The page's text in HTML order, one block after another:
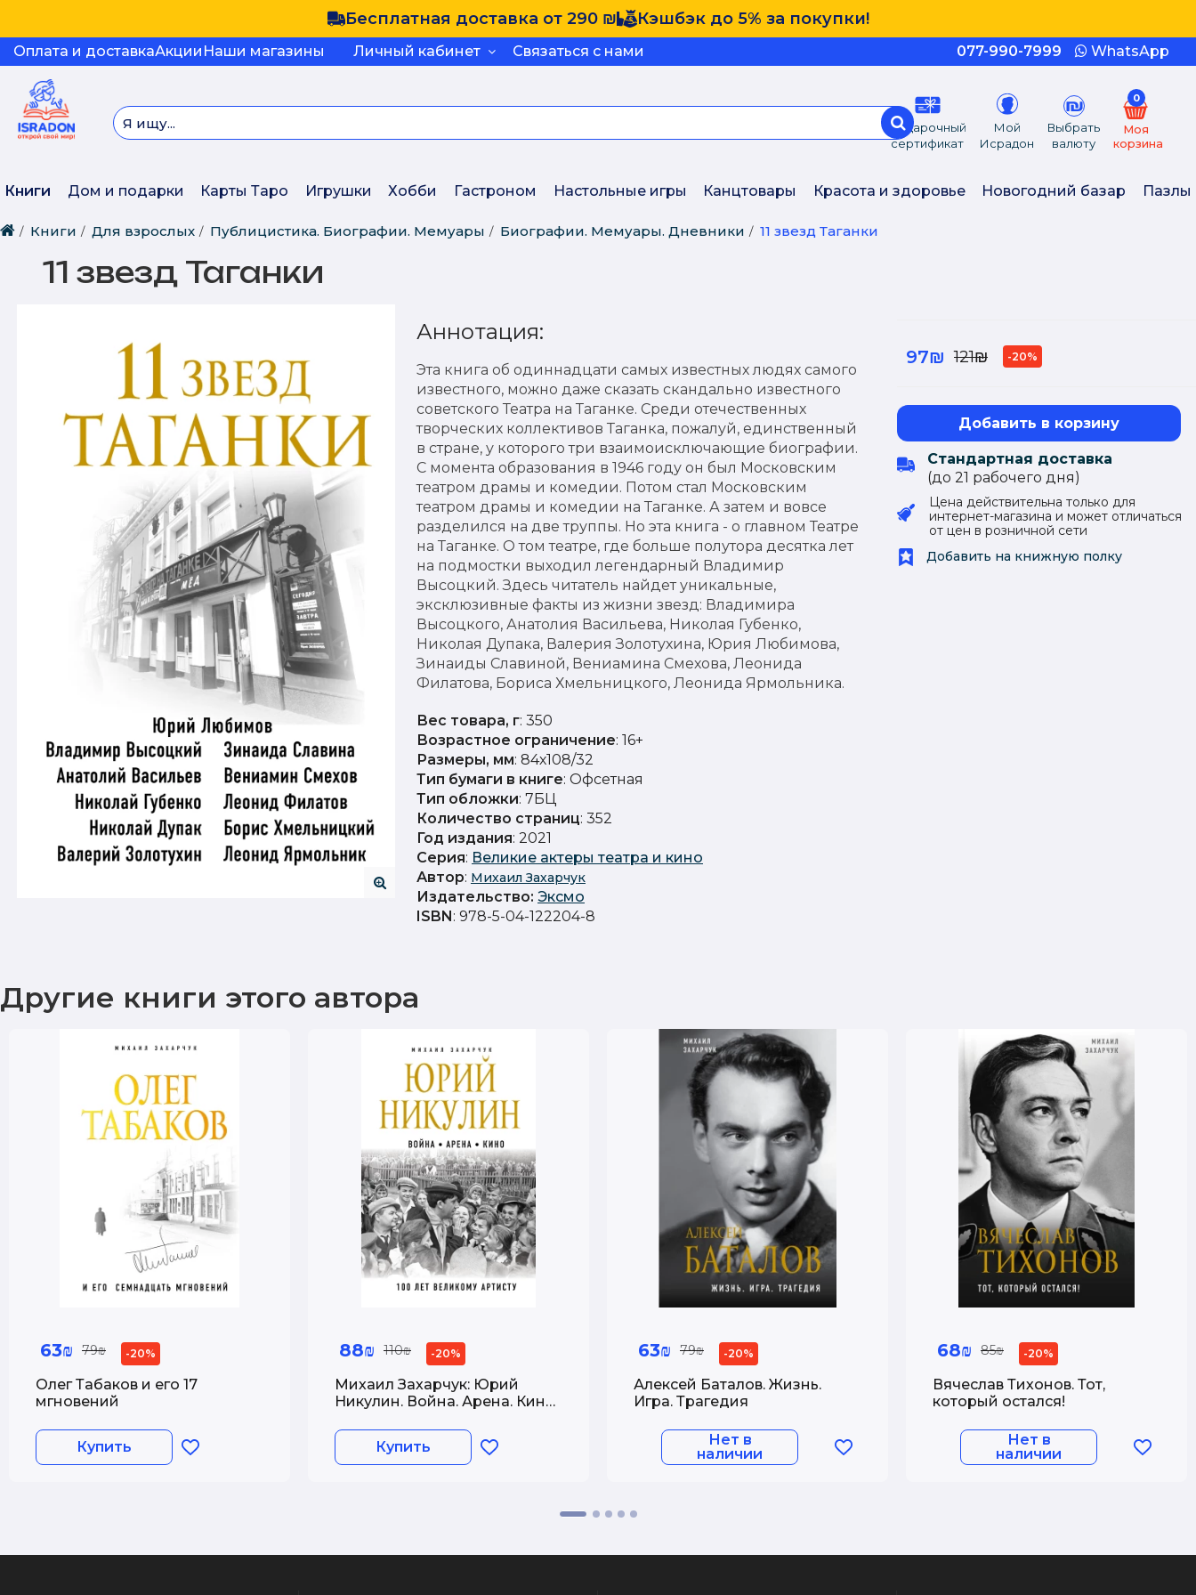
Бесплатная доставка от 290 ₪ Кэшбэк до 5% за покупки!
Оплата и доставкаАкции Наши магазины Личный кабинет Связаться с нами 077-990-7999 WhatsApp
Подарочный
сертификат
Мой
Исрадон
Выбрать
валюту
0
Моя
корзина
Книги Дом и подарки Карты Таро Игрушки Хобби Гастроном Настольные игры Канцтовары Красота и здоровье Новогодний базар Пазлы
Книги Для взрослых Публицистика. Биографии. Мемуары Биографии. Мемуары. Дневники 11 звезд Таганки
11 звезд Таганки
Аннотация:
Эта книга об одиннадцати самых известных людях самого
известного, можно даже сказать скандально известного
советского Театра на Таганке. Среди отечественных
творческих коллективов Таганка, пожалуй, единственный
в стране, у которого три взаимоисключающие биографии.
С момента образования в 1946 году он был Московским
театром драмы и комедии. Потом стал Московским
театром драмы и комедии на Таганке. А затем и вовсе
разделился на две труппы. Но эта книга - о главном Театре
на Таганке. О том театре, где больше полутора десятка лет
на подмостки выходил легендарный Владимир
Высоцкий. Здесь читатель найдет уникальные,
эксклюзивные факты из жизни звезд: Владимира
Высоцкого, Анатолия Васильева, Николая Губенко,
Николая Дупака, Валерия Золотухина, Юрия Любимова,
Зинаиды Славиной, Вениамина Смехова, Леонида
Филатова, Бориса Хмельницкого, Леонида Ярмольника.
Вес товара, г: 350
Возрастное ограничение: 16+
Размеры, мм: 84х108/32
Тип бумаги в книге: Офсетная
Тип обложки: 7БЦ
Количество страниц: 352
Год издания: 2021
Серия: Великие актеры театра и кино
Автор: Михаил Захарчук
Издательство: Эксмо
ISBN: 978-5-04-122204-8
97₪ 121₪ -20%
Добавить в корзину
Стандартная доставка
(до 21 рабочего дня)
Цена действительна только для
интернет-магазина и может отличаться
от цен в розничной сети
Добавить на книжную полку
Другие книги этого автора
63₪ 79₪ -20%
Олег Табаков и его 17
мгновений
Купить
88₪ 110₪ -20%
Михаил Захарчук: Юрий
Никулин. Война. Арена. Кино.
Купить
63₪ 79₪ -20%
Алексей Баталов. Жизнь.
Игра. Трагедия
Нет в
наличии
68₪ 85₪ -20%
Вячеслав Тихонов. Тот,
который остался!
Нет в
наличии